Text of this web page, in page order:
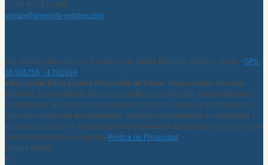
F. +34 952 834 266
ventas@greenlife-estates.com
Urb. Elviria Hills Avda Las Cumbres s/n, 29604 Marbella, Málaga, Spain - GPS:
36.505756, -4.781694
Información Básica sobre Protección de Datos: Responsable: Greenlife
Marbella, S.L | Finalidad: Remitir newsletter. | Legitimación: Consentimiento |
Destinatarios: No se cederán o terceros. | Derechos: Accesos, rectificación o
supresión, limitación del tratamiento, oposición al tratamiento y portabilidad. |
Información adicional: Puede consultar información adicional y detallada sobre
Protección de datos en nuestro Política de Privacidad
Google Rating
4.7